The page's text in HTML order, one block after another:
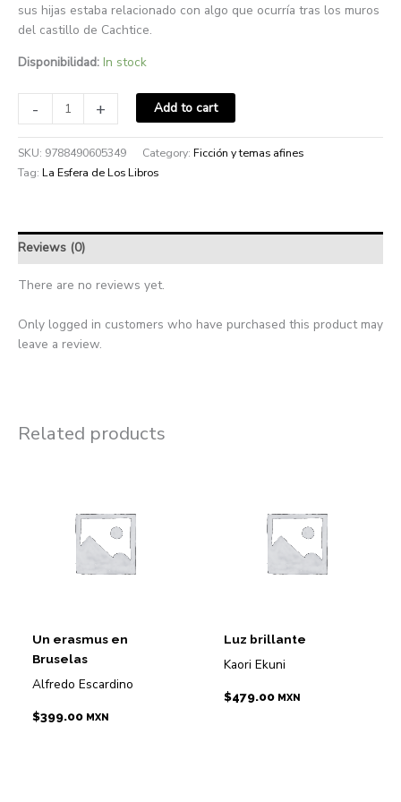
sus hijas estaba relacionado con algo que ocurría tras los muros
del castillo de Cachtice.
Disponibilidad: In stock
- + Add to cart
SKU: 9788490605349 Category: Ficción y temas afines
Tag: La Esfera de Los Libros
Reviews (0)
There are no reviews yet.
Only logged in customers who have purchased this product may
leave a review.
Related products
Un erasmus en
Bruselas
Alfredo Escardino
$399.00 MXN
Luz brillante
Kaori Ekuni
$479.00 MXN